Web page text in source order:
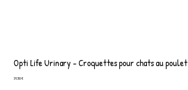
Opti Life Urinary - Croquettes pour chats au poulet
Prix
31,50 €